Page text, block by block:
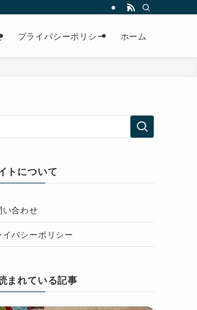
プライバシーポリシー ホーム
トについて
い合わせ
イバシーポリシー
まれている記事